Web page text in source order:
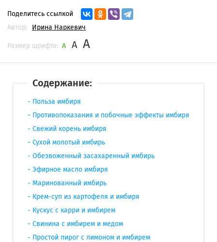
Поделитесь ссылкой
Автор:
Ирина Наркевич
Размер шрифта: A A A
Содержание:
Польза имбиря
Противопоказания и побочные эффекты имбиря
Свежий корень имбиря
Сухой молотый имбирь
Обезвоженный засахаренный имбирь
Эфирное масло имбиря
Маринованный имбирь
Крем-суп из картофеля и имбиря
Кускус с карри и имбирем
Свинина с имбирем и медом
Простой пирог с лимоном и имбирем